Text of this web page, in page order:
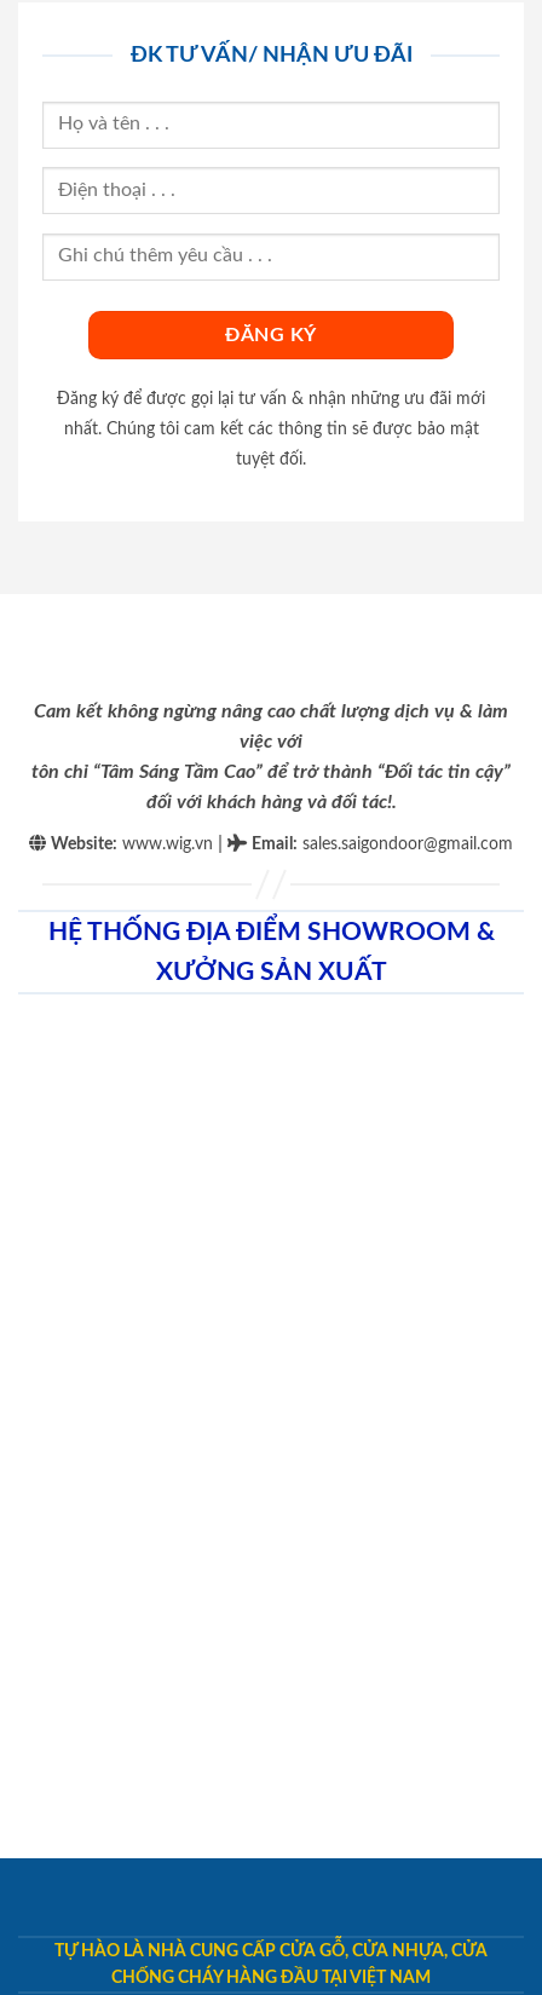
ĐK TƯ VẤN/ NHẬN ƯU ĐÃI
Đăng ký để được gọi lại tư vấn & nhận những ưu đãi mới
nhất. Chúng tôi cam kết các thông tin sẽ được bảo mật
tuyệt đối.
Cam kết không ngừng nâng cao chất lượng dịch vụ & làm
việc với
tôn chỉ “Tâm Sáng Tầm Cao” để trở thành “Đối tác tin cậy”
đối với khách hàng và đối tác!.
Website: www.wig.vn Email : sales.saigondoor@gmail.com
HỆ THỐNG ĐỊA ĐIỂM SHOWROOM &
XƯỞNG SẢN XUẤT
TỰ HÀO LÀ NHÀ CUNG CẤP CỬA GỖ, CỬA NHỰA, CỬA
CHỐNG CHÁY HÀNG ĐẦU TẠI VIỆT NAM